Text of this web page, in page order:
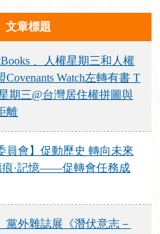
文章標題
、人權星期三和人權
Watch左轉有書 T
期三@台灣居住權拼圖與
離
員會】促動歷史 轉向未來
痕·記憶——促轉會任務成
黨外雜誌展《潛伏意志－